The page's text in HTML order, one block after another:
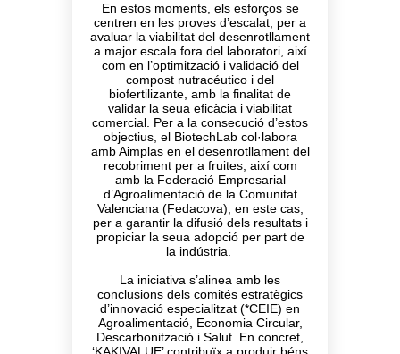
En estos moments, els esforços se
centren en les proves d’escalat, per a
avaluar la viabilitat del desenrotllament
a major escala fora del laboratori, així
com en l’optimització i validació del
compost nutracéutico i del
biofertilizante, amb la finalitat de
validar la seua eficàcia i viabilitat
comercial. Per a la consecució d’estos
objectius, el BiotechLab col·labora
amb Aimplas en el desenrotllament del
recobriment per a fruites, així com
amb la Federació Empresarial
d’Agroalimentació de la Comunitat
Valenciana (Fedacova), en este cas,
per a garantir la difusió dels resultats i
propiciar la seua adopció per part de
la indústria.
La iniciativa s’alinea amb les
conclusions dels comités estratègics
d’innovació especialitzat (*CEIE) en
Agroalimentació, Economia Circular,
Descarbonització i Salut. En concret,